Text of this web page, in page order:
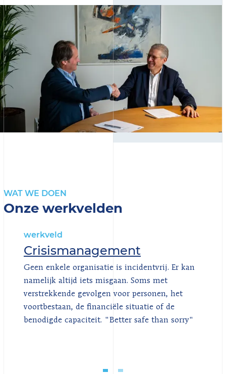
WAT WE DOEN
Onze werkvelden
werkveld
Crisismanagement
Geen enkele organisatie is incidentvrij. Er kan
namelijk altijd iets misgaan. Soms met
verstrekkende gevolgen voor personen, het
voortbestaan, de financiële situatie of de
benodigde capaciteit. "Better safe than sorry"